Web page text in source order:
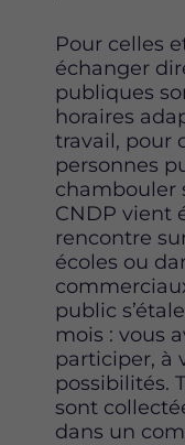
Pour celles
échanger
publiques
horaires
travail, pour
personnes
chambouler
CNDP vient
rencontre
écoles ou
public
mois : vous
participer, à
possibilités.
sont
dans un